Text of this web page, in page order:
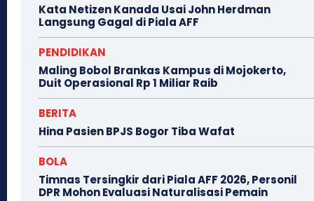
Kata Netizen Kanada Usai John Herdman
Langsung Gagal di Piala AFF
PENDIDIKAN
Maling Bobol Brankas Kampus di Mojokerto,
Duit Operasional Rp 1 Miliar Raib
BERITA
Hina Pasien BPJS Bogor Tiba Wafat
BOLA
Timnas Tersingkir dari Piala AFF 2026, Personil
DPR Mohon Evaluasi Naturalisasi Pemain